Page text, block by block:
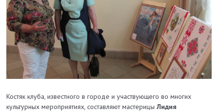
Костяк клуба, известного в городе и участвующего во многих
культурных мероприятиях, составляют мастерицыЛидия